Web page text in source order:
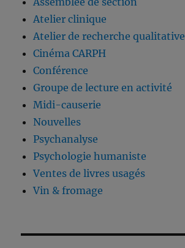
Atelier clinique
Atelier de recherche qualitative
Cinéma CARPH
Conférence
Groupe de lecture en activité
Midi-causerie
Nouvelles
Psychanalyse
Psychologie humaniste
Ventes de livres usagés
Vin & fromage